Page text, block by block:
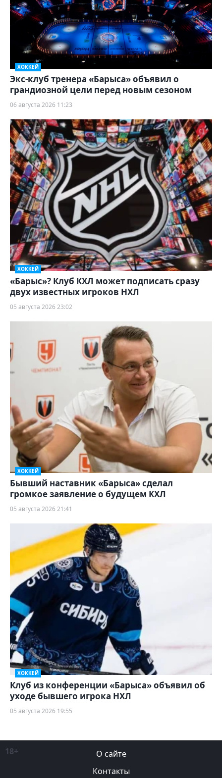
ХОККЕЙ
Экс-клуб тренера «Барыса» объявил о
грандиозной цели перед новым сезоном
06 августа 2026 11:23
ХОККЕЙ
«Барыс»? Клуб КХЛ может подписать сразу
двух известных игроков НХЛ
05 августа 2026 23:02
ХОККЕЙ
Бывший наставник «Барыса» сделал
громкое заявление о будущем КХЛ
05 августа 2026 21:41
ХОККЕЙ
Клуб из конференции «Барыса» объявил об
уходе бывшего игрока НХЛ
05 августа 2026 19:55
18+
О сайте
Контакты